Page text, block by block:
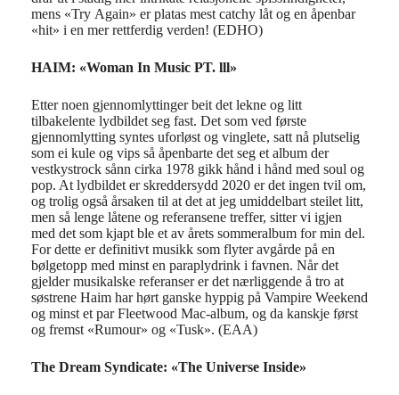
mens «Try Again» er platas mest catchy låt og en åpenbar
«hit» i en mer rettferdig verden! (EDHO)
HAIM: «Woman In Music PT. lll»
Etter noen gjennomlyttinger beit det lekne og litt
tilbakelente lydbildet seg fast. Det som ved første
gjennomlytting syntes uforløst og vinglete, satt nå plutselig
som ei kule og vips så åpenbarte det seg et album der
vestkystrock sånn cirka 1978 gikk hånd i hånd med soul og
pop. At lydbildet er skreddersydd 2020 er det ingen tvil om,
og trolig også årsaken til at det at jeg umiddelbart steilet litt,
men så lenge låtene og referansene treffer, sitter vi igjen
med det som kjapt ble et av årets sommeralbum for min del.
For dette er definitivt musikk som flyter avgårde på en
bølgetopp med minst en paraplydrink i favnen. Når det
gjelder musikalske referanser er det nærliggende å tro at
søstrene Haim har hørt ganske hyppig på Vampire Weekend
og minst et par Fleetwood Mac-album, og da kanskje først
og fremst «Rumour» og «Tusk». (EAA)
The Dream Syndicate: «The Universe Inside»